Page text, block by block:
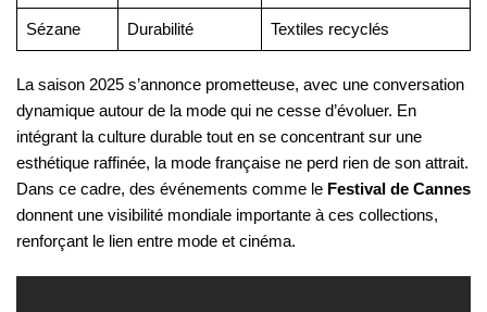
Sézane Durabilité Textiles recyclés
La saison 2025 s’annonce prometteuse, avec une conversation
dynamique autour de la mode qui ne cesse d’évoluer. En
intégrant la culture durable tout en se concentrant sur une
esthétique raffinée, la mode française ne perd rien de son attrait.
Dans ce cadre, des événements comme le Festival de Cannes
donnent une visibilité mondiale importante à ces collections,
renforçant le lien entre mode et cinéma.